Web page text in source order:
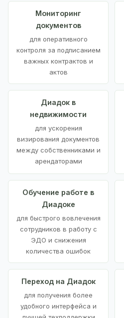
Мониторинг
документов
для оперативного
контроля за подписанием
важных контрактов и
актов
Диадок в
недвижимости
для ускорения
визирования документов
между собственниками и
арендаторами
Обучение работе в
Диадоке
для быстрого вовлечения
сотрудников в работу с
ЭДО и снижения
количества ошибок
Переход на Диадок
для получения более
удобного интерфейса и